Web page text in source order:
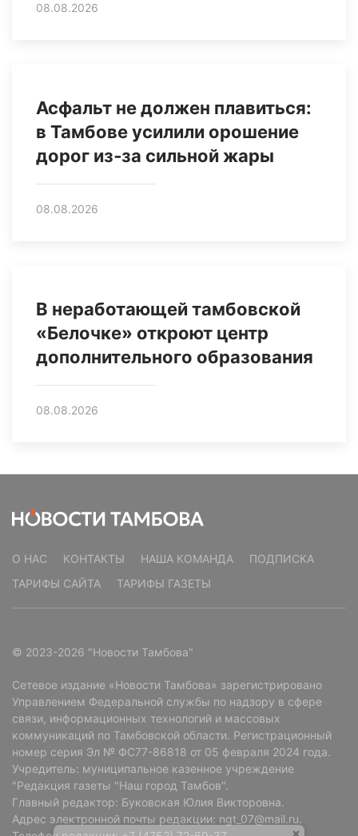
08.08.2026
Асфальт не должен плавиться:
в Тамбове усилили орошение
дорог из‑за сильной жары
08.08.2026
В неработающей тамбовской
«Белочке» откроют центр
дополнительного образования
08.08.2026
О НАС КОНТАКТЫ НАША КОМАНДА
ПОДПИСКА
ТАРИФЫ САЙТА
ТАРИФЫ ГАЗЕТЫ
© 2023-2026 "Новости Тамбова"
Сетевое издание «Новости Тамбова» зарегистрировано
Управлением Федеральной службы по надзору в сфере
связи, информационных технологий и массовых
коммуникаций по Тамбовской области. Регистрационный
номер серия Эл № ФС77-86818 от 05 февраля 2024 года.
Учредитель: муниципальное казенное учреждение
"Редакция газеты "Наш город Тамбов".
Главный редактор: Буковская Юлия Викторовна.
Адрес электронной почты редакции: ngt_07@mail.ru.